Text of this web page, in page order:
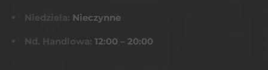
Niedziela: Nieczynne
Nd. Handlowa: 12:00 – 20:00